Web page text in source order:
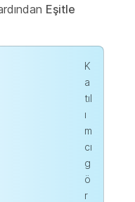
Eşitle
K
a
tıl
ı
m
cı
g
ö
r